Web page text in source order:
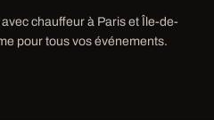
chauffeur à Paris et Île-de-
pour tous vos événements.